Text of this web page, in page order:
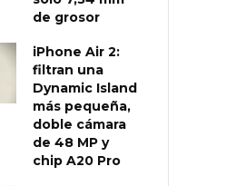
de grosor
iPhone Air 2:
filtran una
Dynamic Island
más pequeña,
doble cámara
de 48 MP y
chip A20 Pro